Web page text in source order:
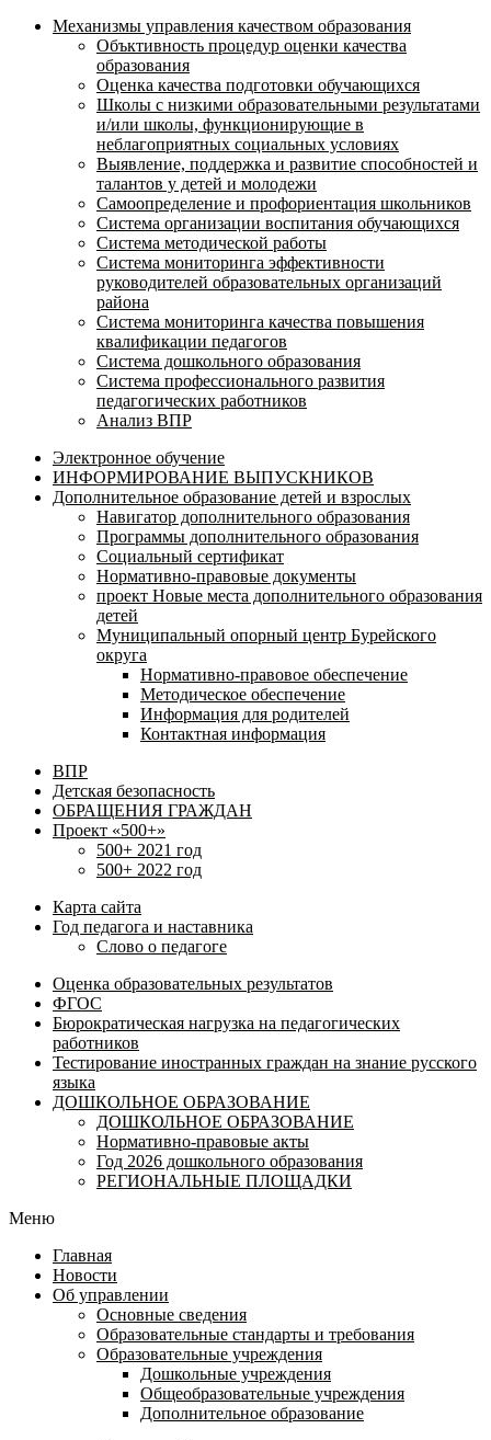
Механизмы управления качеством образования
Объктивность процедур оценки качества
образования
Оценка качества подготовки обучающихся
Школы с низкими образовательными результатами
и/или школы, функционирующие в
неблагоприятных социальных условиях
Выявление, поддержка и развитие способностей и
талантов у детей и молодежи
Самоопределение и профориентация школьников
Система организации воспитания обучающихся
Система методической работы
Система мониторинга эффективности
руководителей образовательных организаций
района
Система мониторинга качества повышения
квалификации педагогов
Система дошкольного образования
Система профессионального развития
педагогических работников
Анализ ВПР
Электронное обучение
ИНФОРМИРОВАНИЕ ВЫПУСКНИКОВ
Дополнительное образование детей и взрослых
Навигатор дополнительного образования
Программы дополнительного образования
Социальный сертификат
Нормативно-правовые документы
проект Новые места дополнительного образования
детей
Муниципальный опорный центр Бурейского
округа
Нормативно-правовое обеспечение
Методическое обеспечение
Информация для родителей
Контактная информация
ВПР
Детская безопасность
ОБРАЩЕНИЯ ГРАЖДАН
Проект «500+»
500+ 2021 год
500+ 2022 год
Карта сайта
Год педагога и наставника
Слово о педагоге
Оценка образовательных результатов
ФГОС
Бюрократическая нагрузка на педагогических
работников
Тестирование иностранных граждан на знание русского
языка
ДОШКОЛЬНОЕ ОБРАЗОВАНИЕ
ДОШКОЛЬНОЕ ОБРАЗОВАНИЕ
Нормативно-правовые акты
Год 2026 дошкольного образования
РЕГИОНАЛЬНЫЕ ПЛОЩАДКИ
Меню
Главная
Новости
Об управлении
Основные сведения
Образовательные стандарты и требования
Образовательные учреждения
Дошкольные учреждения
Общеобразовательные учреждения
Дополнительное образование